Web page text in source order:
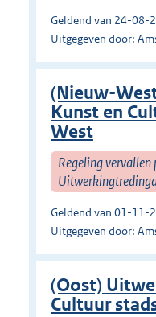
Geldend van 24-
Uitgegeven door:
(Nieuw-
Kunst en
West
Regeling
Geldend van 01-
Uitgegeven door:
(Oost)
Cultuur